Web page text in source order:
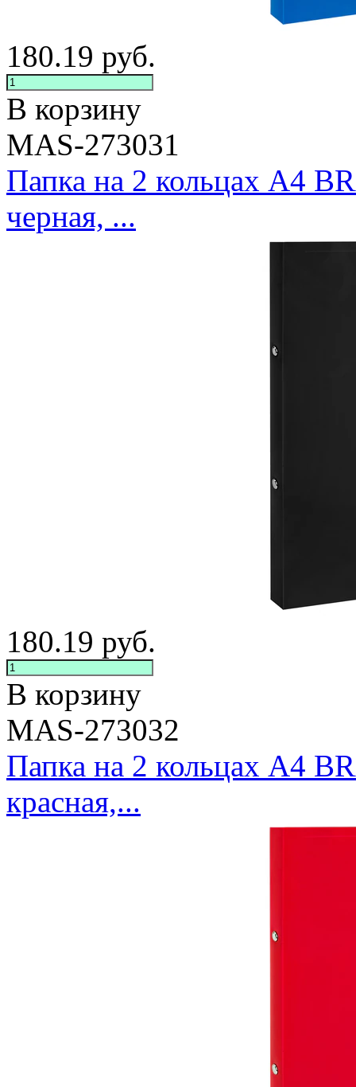
180.19 руб.
В корзину
MAS-273031
Папка на 2 кольцах А4
черная, ...
180.19 руб.
В корзину
MAS-273032
Папка на 2 кольцах А4
красная,...